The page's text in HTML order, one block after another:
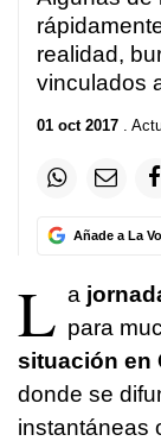
realidad,
vinculados
01 oct 2017 .
Añade a La
L a
para
situación en
donde se
instantáneas